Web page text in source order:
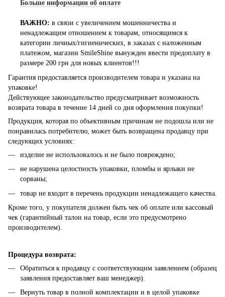
Больше информации об оплате
ВАЖНО: в связи с увеличением мошенничества и
ненадлежащим отношением к товарам, относящимся к
категории личных/гигиенических, в заказах с наложенным
платежом, магазин SmileShine вынужден ввести предоплату в
размере 200 грн для новых клиентов!!!
Гарантия предоставляется производителем товара и указана на
упаковке!
Действующее законодательство предусматривает возможность
возврата товара в течение 14 дней со дня оформления покупки!
Продукция, которая по объективным причинам не подошла или не
понравилась потребителю, может быть возвращена продавцу при
следующих условиях:
изделие не использовалось и не было повреждено;
не нарушена целостность упаковки, пломбы и ярлыки не
сорваны;
товар не входит в перечень продукции ненадлежащего качества.
Кроме того, у покупателя должен быть чек об оплате или кассовый
чек (гарантийный талон на товар, если это предусмотрено
производителем).
Процедура возврата:
Обратиться к продавцу с соответствующим заявлением (образец
заявления предоставляет ваш менеджер).
Вернуть товар в полной комплектации и в целой упаковке